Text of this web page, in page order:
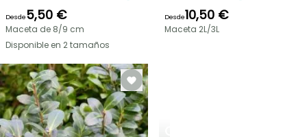
Desde5,50 €
Maceta de 8/9 cm
Disponible en 2 tamaños
Desde10,50 €
Maceta 2L/3L